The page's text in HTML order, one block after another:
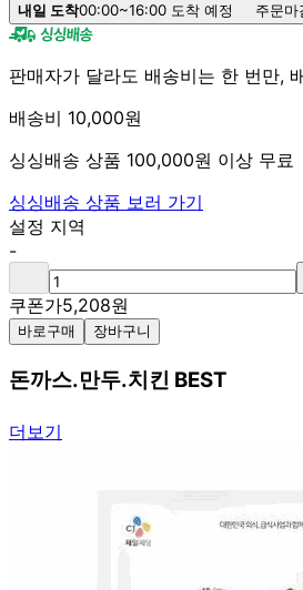
내일 도착00:00~16:00 도착 예정 주문
판매자가 달라도 배송비는 한 번만,
배송비 10,000원
싱싱배송 상품 100,000원 이상 무료
싱싱배송 상품 보러 가기
설정 지역
-
쿠폰가5,208원
바로구매 장바구니
돈까스.만두.치킨 BEST
더보기